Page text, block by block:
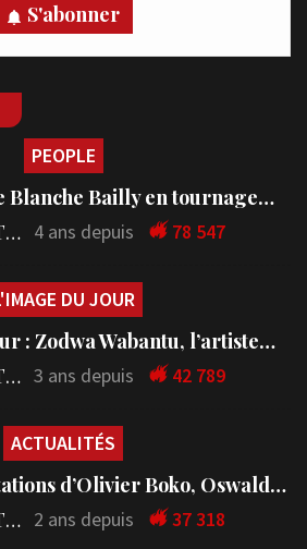
S'abonner
PEOPLE
Blanche Bailly en tournage…
LA REDACTION 4 ans depuis 78 547
DU JOUR
: Zodwa Wabantu, l’artiste…
LA REDACTION 3 ans depuis 42 789
ACTUALITÉS
d’Olivier Boko, Oswald…
LA REDACTION 2 ans depuis 37 318